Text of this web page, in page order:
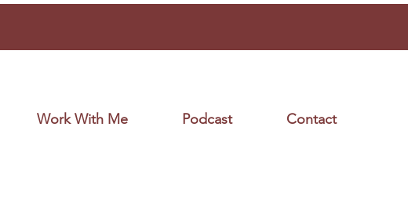
Work With Me Podcast Contact